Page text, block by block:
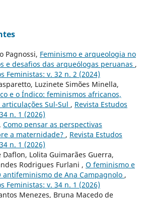
Pagnossi, Feminismo e arqueologia no
e desafios das arqueólogas peruanas ,
Feministas: v. 32 n. 2 (2024)
Luzinete Simões Minella,
e o Índico: feminismos africanos,
Sul-Sul , Revista Estudos
n. 1 (2026)
Como pensar as perspectivas
a maternidade? , Revista Estudos
n. 1 (2026)
Daflon, Lolita Guimarães Guerra,
Rodrigues Furlani , O feminismo e
antifeminismo de Ana Campagnolo ,
Feministas: v. 34 n. 1 (2026)
Menezes, Bruna Macedo de